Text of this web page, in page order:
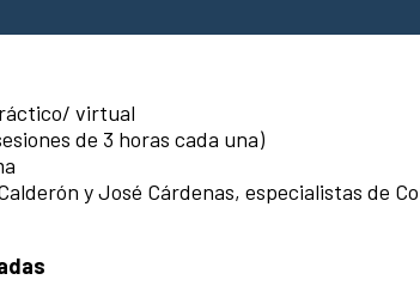
virtual
de 3 horas cada una)
y José Cárdenas, especialistas de